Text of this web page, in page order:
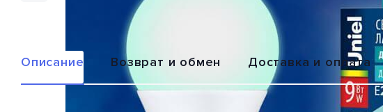
Описание Возврат и обмен Доставка и оплата